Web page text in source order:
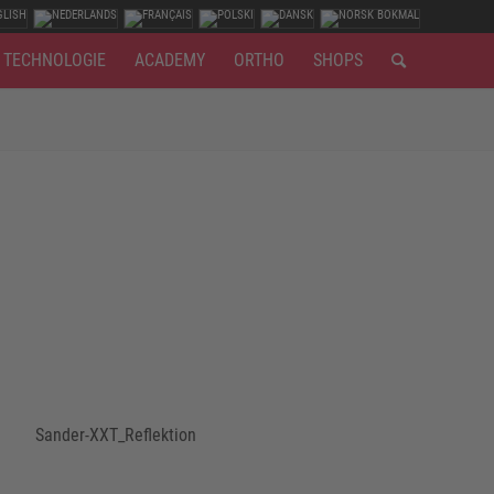
TECHNOLOGIE ACADEMY ORTHO SHOPS